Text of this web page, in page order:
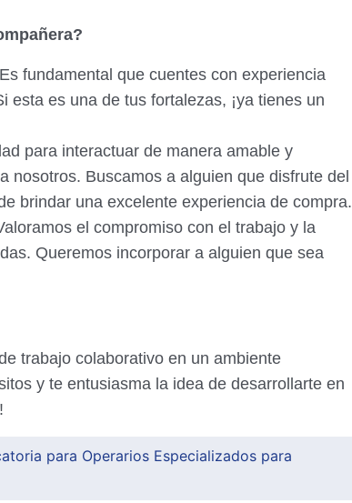
Es fundamental que cuentes con experiencia
esta es una de tus fortalezas, ¡ya tienes un
para interactuar de manera amable y
nosotros. Buscamos a alguien que disfrute del
brindar una excelente experiencia de compra.
el compromiso con el trabajo y la
Queremos incorporar a alguien que sea
trabajo colaborativo en un ambiente
y te entusiasma la idea de desarrollarte en
para Operarios Especializados para